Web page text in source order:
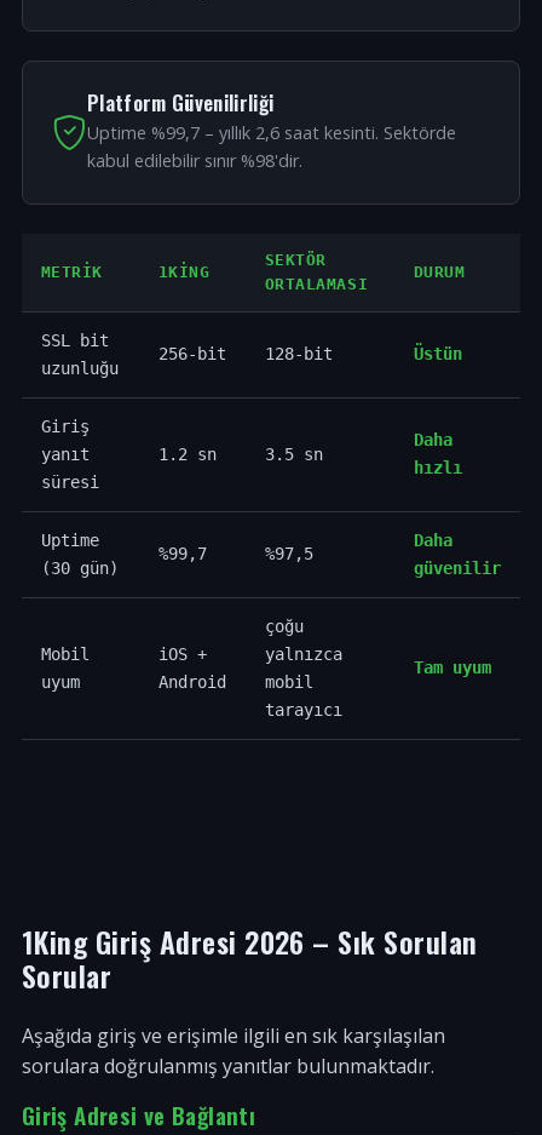
Platform Güvenilirliği
Uptime %99,7 – yıllık 2,6 saat kesinti. Sektörde
kabul edilebilir sınır %98'dir.
METRIK 1KING
SEKTÖR
ORTALAMASI
DURUM
SSL bit
uzunluğu
256-bit 128-bit Üstün
Giriş
yanıt
süresi
1.2 sn 3.5 sn
Daha
hızlı
Uptime
(30 gün)
%99,7 %97,5
Daha
güvenilir
Mobil
uyum
iOS +
Android
çoğu
yalnızca
mobil
tarayıcı
Tam uyum
1King Giriş Adresi 2026 – Sık Sorulan
Sorular
Aşağıda giriş ve erişimle ilgili en sık karşılaşılan
sorulara doğrulanmış yanıtlar bulunmaktadır.
Giriş Adresi ve Bağlantı